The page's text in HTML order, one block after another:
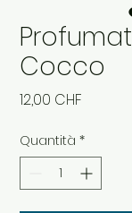
Cocco
12,00 CHF
Quantità *